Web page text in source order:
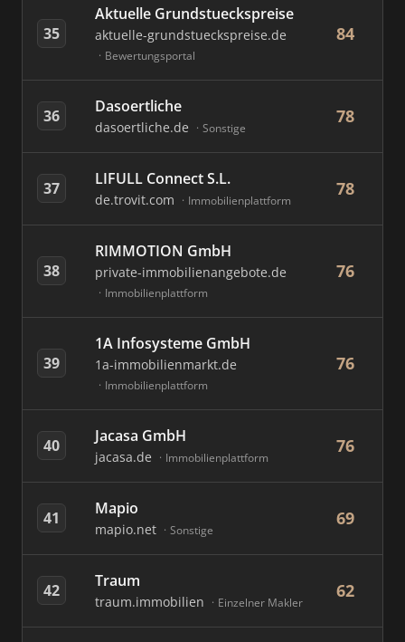
35
Aktuelle Grundstueckspreise
aktuelle-grundstueckspreise.de
Bewertungsportal
84
36 Dasoertliche
dasoertliche.de Sonstige
78
37 LIFULL Connect S.L.
de.trovit.com Immobilienplattform
78
38
RIMMOTION GmbH
private-immobilienangebote.de
Immobilienplattform
76
39
1A Infosysteme GmbH
1a-immobilienmarkt.de
Immobilienplattform
76
40 Jacasa GmbH
jacasa.de Immobilienplattform
76
41 Mapio
mapio.net Sonstige
69
42 Traum
traum.immobilien Einzelner Makler
62